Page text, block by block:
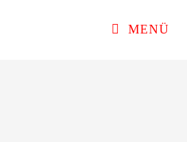
MENÜ